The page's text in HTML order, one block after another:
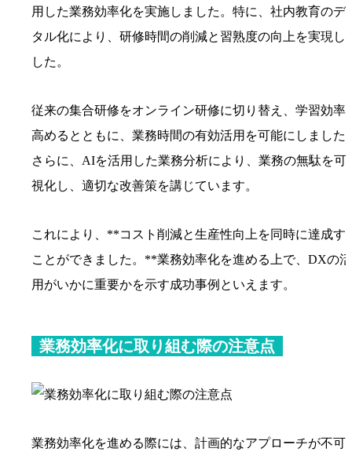
用した業務効率化を実施しました。特に、社内教育のデ
タル化により、研修時間の削減と習熟度の向上を実現し
した。
従来の集合研修をオンライン研修に切り替え、学習効率
高めるとともに、業務時間の有効活用を可能にしました
さらに、AIを活用した業務分析により、業務の無駄を可
視化し、適切な改善策を講じています。
これにより、**コスト削減と生産性向上を同時に達成す
ことができました。**業務効率化を進める上で、DXの活
用がいかに重要かを示す成功事例といえます。
業務効率化に取り組む際の注意点
業務効率化を進める際には、計画的なアプローチが不可